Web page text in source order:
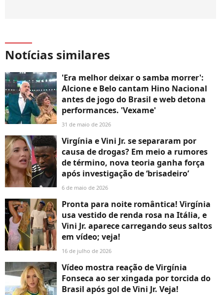
Notícias similares
'Era melhor deixar o samba morrer':
Alcione e Belo cantam Hino Nacional
antes de jogo do Brasil e web detona
performances. 'Vexame'
31 de maio de 2026
Virgínia e Vini Jr. se separaram por
causa de drogas? Em meio a rumores
de término, nova teoria ganha força
após investigação de ‘brisadeiro’
6 de maio de 2026
Pronta para noite romântica! Virgínia
usa vestido de renda rosa na Itália, e
Vini Jr. aparece carregando seus saltos
em vídeo; veja!
16 de julho de 2026
Vídeo mostra reação de Virgínia
Fonseca ao ser xingada por torcida do
Brasil após gol de Vini Jr. Veja!